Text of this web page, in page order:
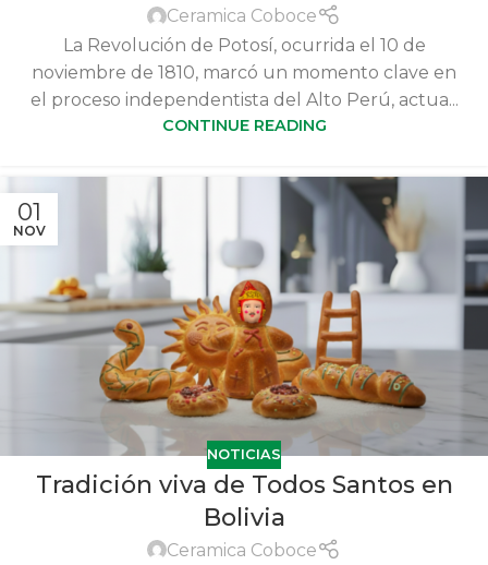
Ceramica Coboce
La Revolución de Potosí, ocurrida el 10 de
noviembre de 1810, marcó un momento clave en
el proceso independentista del Alto Perú, actua...
CONTINUE READING
01
NOV
NOTICIAS
Tradición viva de Todos Santos en
Bolivia
Ceramica Coboce